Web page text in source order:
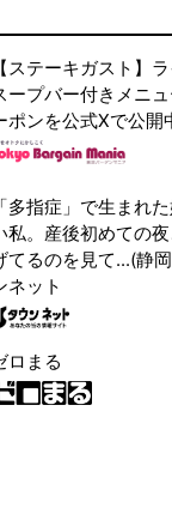
【ステーキガスト】
ープバー付きメニ
ポンを公式Xで公開
「多指症」で生まれ
私。産後初めての
てるのを見て...(静
ネット
ロまる